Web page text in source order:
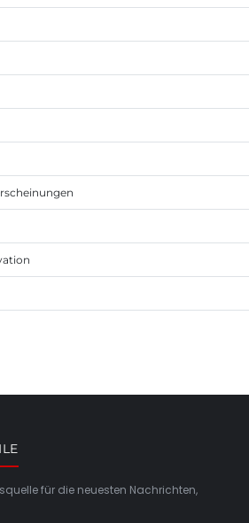
für die neuesten Nachrichten,